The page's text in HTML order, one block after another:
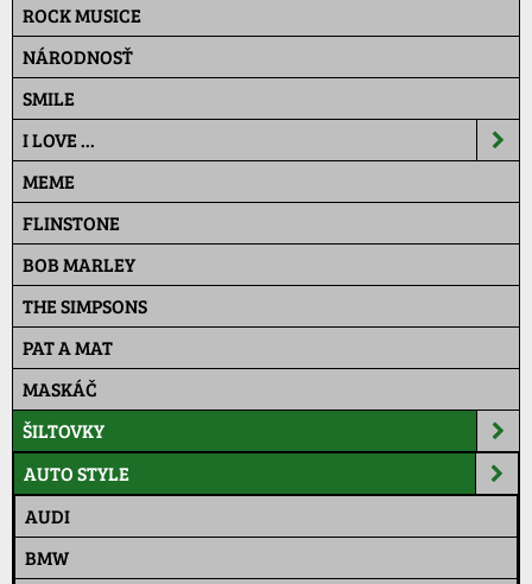
ROCK MUSICE
NÁRODNOSŤ
SMILE
I LOVE ...
MEME
FLINSTONE
BOB MARLEY
THE SIMPSONS
PAT A MAT
MASKÁČ
ŠILTOVKY
AUTO STYLE
AUDI
BMW